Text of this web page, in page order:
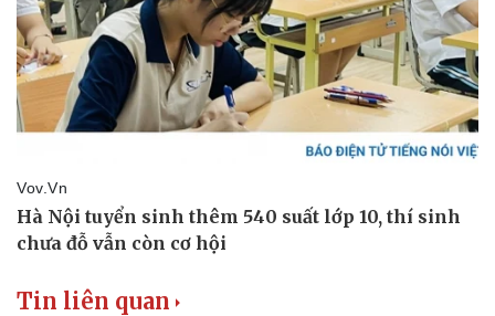
Tư vấn luật
Phân tích
Tin liên quan